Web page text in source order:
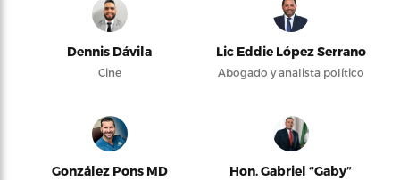
Dennis Dávila
Cine
Lic Eddie López Serrano
Abogado y analista político
González Pons MD
Hon. Gabriel “Gaby”